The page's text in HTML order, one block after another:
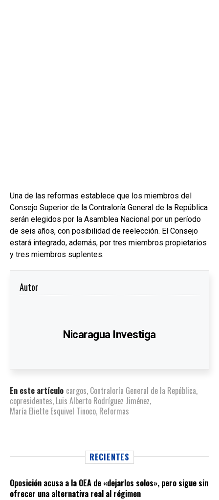
Una de las reformas establece que los miembros del
Consejo Superior de la Contraloría General de la República
serán elegidos por la Asamblea Nacional por un período
de seis años, con posibilidad de reelección. El Consejo
estará integrado, además, por tres miembros propietarios
y tres miembros suplentes.
Autor
Nicaragua Investiga
En este artículo cargos, Contraloría General de la República,
copresidentes, Luis Alberto Rodríguez Jiménez,
María Eliette Esquivel Tinoco, Reformas
RECIENTES
Oposición acusa a la OEA de «dejarlos solos», pero sigue sin
ofrecer una alternativa real al régimen